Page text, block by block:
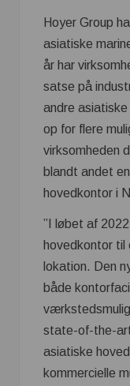
Hoyer Group
asiatiske
år har
satse på
andre
op for flere
virksomheden
blandt andet
hovedkontor i
”I løbet af
hovedkontor til
lokation. Den
både
state-of-the-
asiatiske
kommercielle